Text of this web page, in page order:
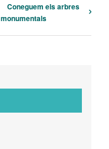
Coneguem els arbres
monumentals